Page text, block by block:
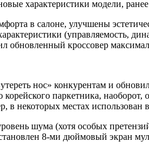
характеристики модели,
в салоне, улучшены
(управляемость,
обновленный кроссовер
нос» конкурентам и
корейского паркетника,
в некоторых местах
шума (хотя особых
8-ми дюймовый экран